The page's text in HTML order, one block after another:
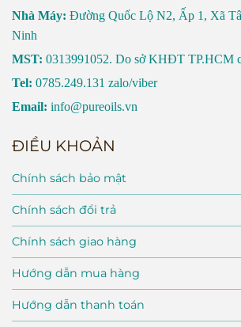
Nhà Máy: Đường Quốc Lộ N2, Ấp 1, Xã
Ninh
MST: 0313991052. Do sở KHĐT TP.HCM
Tel: 0785.249.131 zalo/viber
Email: info@pureoils.vn
ĐIỀU KHOẢN
Chính sách bảo mật
Chính sách đổi trả
Chính sách giao hàng
Hướng dẫn mua hàng
Hướng dẫn thanh toán